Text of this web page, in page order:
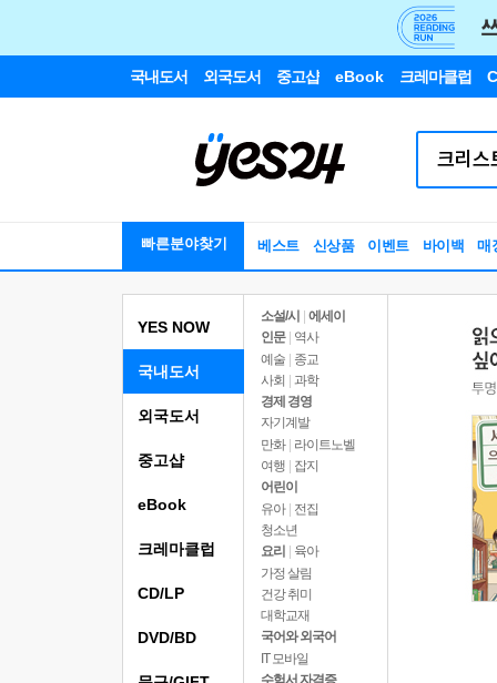
국내도서 외국도서 중고샵 eBook 크레마클럽
빠른분야찾기 베스트 신상품 이벤트 바이백 매
YES NOW
국내도서
소설/시
에세이
인문
역사
예술 | 종교
사회 | 과학
경제 경영
자기계발
만화 | 라이트노벨
여행
잡지
어린이
유아 | 전집
청소년
요리
육아
가정 살림
건강 취미
대학교재
국어와 외국어
IT 모바일
수험서 자격증
외국도서
중고샵
eBook
크레마클럽
CD/LP
DVD/BD